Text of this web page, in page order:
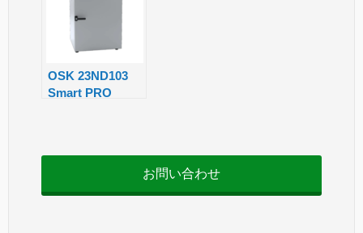
OSK 23ND103
Smart PRO
お問い合わせ